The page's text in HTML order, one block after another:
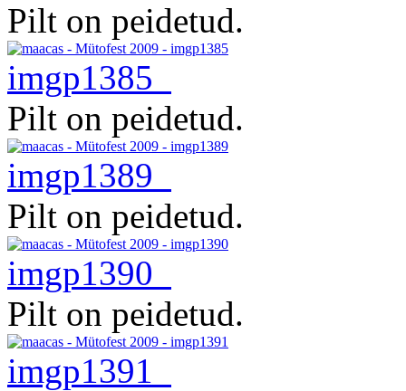
Pilt on peidetud.
imgp1385
Pilt on peidetud.
imgp1389
Pilt on peidetud.
imgp1390
Pilt on peidetud.
imgp1391